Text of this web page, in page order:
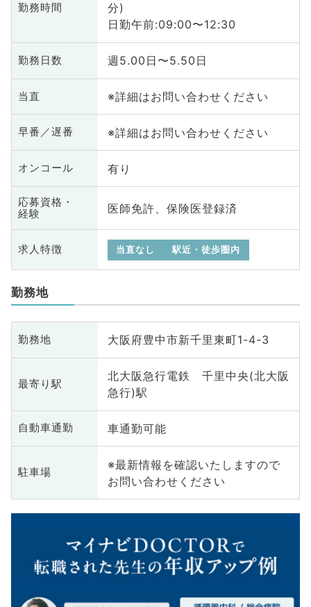
勤務時間
分)
日勤午前:09:00〜12:30
勤務日数 週5.00日〜5.50日
当直 ※詳細はお問い合わせください
早番／遅番 ※詳細はお問い合わせください
オンコール 有り
応募資格・
経験
医師免許、保険医登録済
求人特徴 当直なし 駅近・徒歩圏内
勤務地
勤務地 大阪府豊中市新千里東町1-4-3
最寄り駅
北大阪急行電鉄 千里中央(北大阪
急行)駅
自動車通勤 車通勤可能
駐車場
※最新情報を確認いたしますので
お問い合わせください